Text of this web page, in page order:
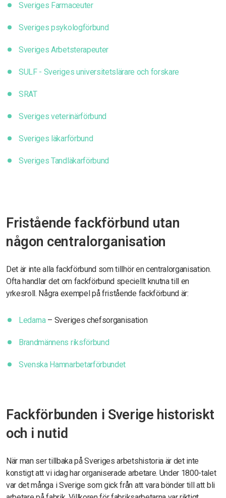
Sveriges Farmaceuter
Sveriges psykologförbund
Sveriges Arbetsterapeuter
SULF - Sveriges universitetslärare och forskare
SRAT
Sveriges veterinärförbund
Sveriges läkarförbund
Sveriges Tandläkarförbund
Fristående fackförbund utan
någon centralorganisation
Det är inte alla fackförbund som tillhör en centralorganisation.
Ofta handlar det om fackförbund speciellt knutna till en
yrkesroll. Några exempel på fristående fackförbund är:
Ledarna– Sveriges chefsorganisation
Brandmännens riksförbund
Svenska Hamnarbetarförbundet
Fackförbunden i Sverige historiskt
och i nutid
När man ser tillbaka på Sveriges arbetshistoria är det inte
konstigt att vi idag har organiserade arbetare. Under 1800-talet
var det många i Sverige som gick från att vara bönder till att bli